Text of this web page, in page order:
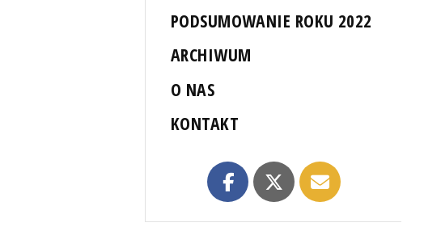
PODSUMOWANIE ROKU 2022
ARCHIWUM
O NAS
KONTAKT